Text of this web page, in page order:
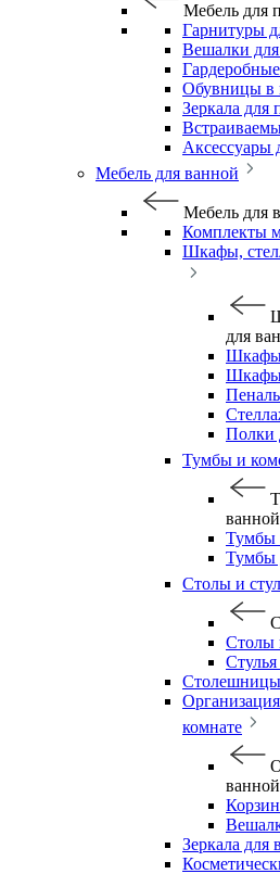
Мебель для
Гарнитуры
Вешалки
Обувницы в
Зеркала для
Аксессуары
Мебель для ванной
Мебель для
Комплекты
Шкафы,
для
Шкафы
Полки
Тумбы и
ванной
Тумбы
Тумбы
Столы и
Столы
Столешницы
комнате
Зеркала для